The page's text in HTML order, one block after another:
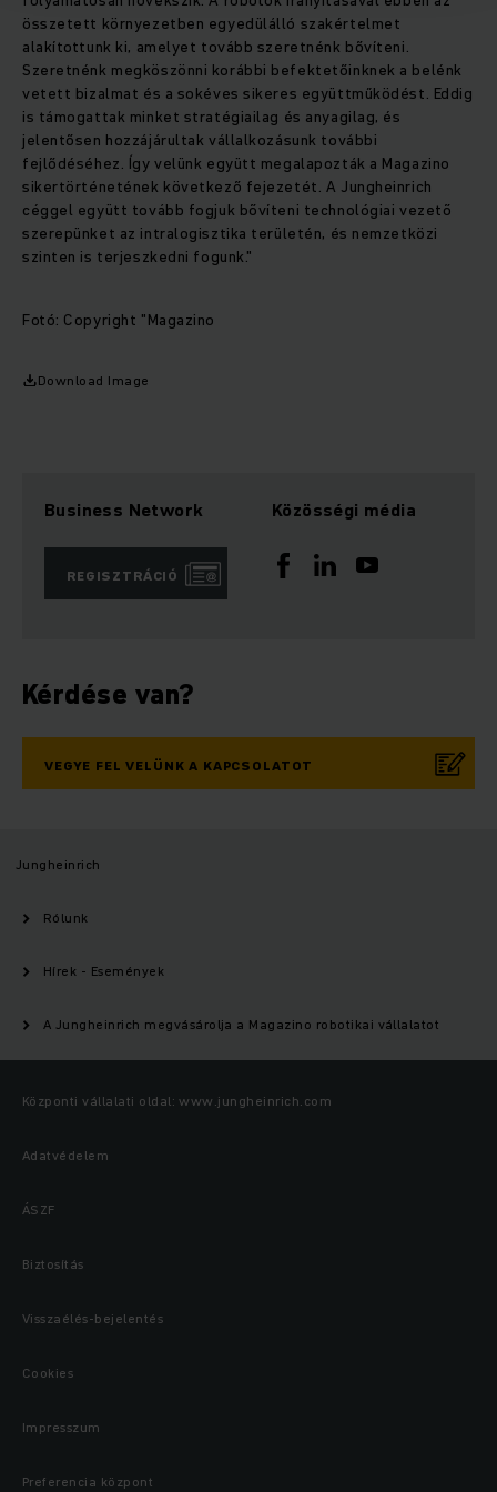
összetett környezetben egyedülálló szakértelmet
alakítottunk ki, amelyet tovább szeretnénk bővíteni.
Szeretnénk megköszönni korábbi befektetőinknek a belénk
vetett bizalmat és a sokéves sikeres együttműködést. Eddig
is támogattak minket stratégiailag és anyagilag, és
jelentősen hozzájárultak vállalkozásunk további
fejlődéséhez. Így velünk együtt megalapozták a Magazino
sikertörténetének következő fejezetét. A Jungheinrich
céggel együtt tovább fogjuk bővíteni technológiai vezető
szerepünket az intralogisztika területén, és nemzetközi
szinten is terjeszkedni fogunk."
Fotó: Copyright "Magazino
Download Image
Business Network
REGISZTRÁCIÓ
Közösségi média
Kérdése van?
VEGYE FEL VELÜNK A KAPCSOLATOT
Jungheinrich
Rólunk
Hírek - Események
A Jungheinrich megvásárolja a Magazino robotikai vállalatot
Központi vállalati oldal: www.jungheinrich.com
Adatvédelem
ÁSZF
Biztosítás
Visszaélés-bejelentés
Cookies
Impresszum
Preferencia központ